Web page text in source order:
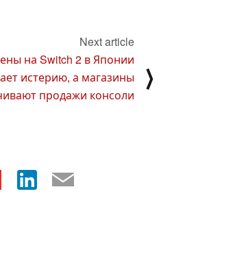
Next article
на Switch 2 в Японии
истерию, а магазины
продажи консоли
⟩